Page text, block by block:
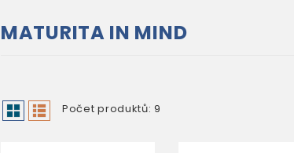
MATURITA IN MIND
Počet produktů: 9